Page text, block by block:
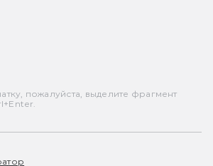
пожалуйста, выделите фрагмент